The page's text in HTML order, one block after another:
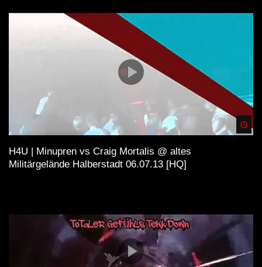
H4U | Minupren vs Craig Mortalis @ altes
Militärgelände Halberstadt 06.07.13 [HQ]